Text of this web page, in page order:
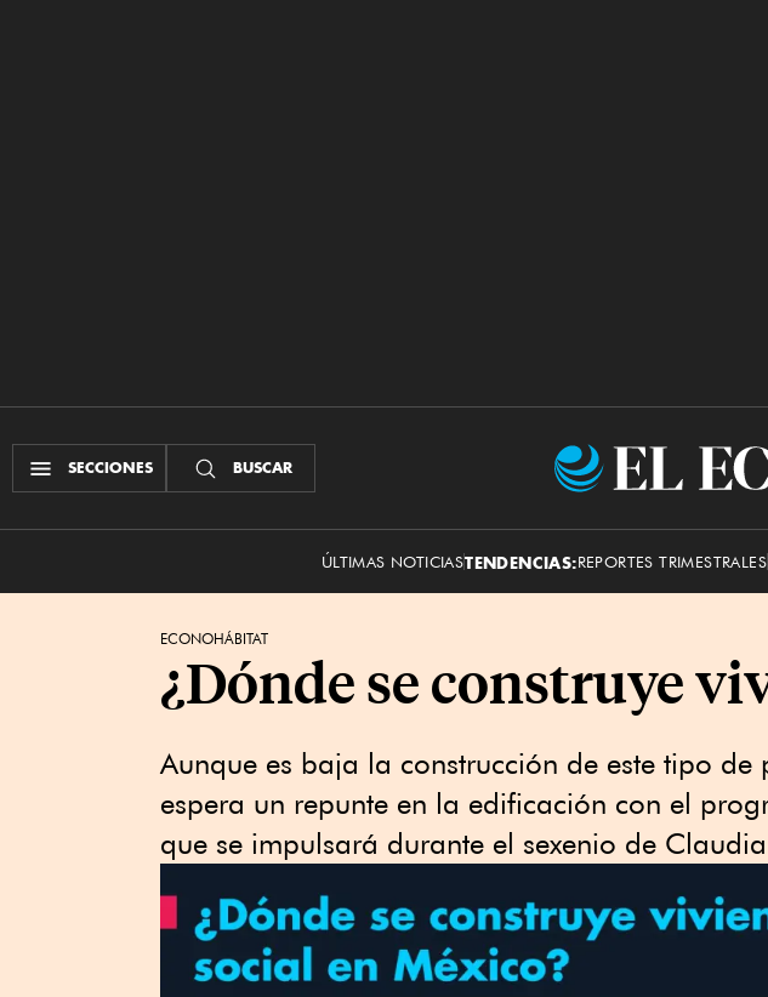
SECCIONES BUSCAR
ÚLTIMAS NOTICIASTENDENCIAS:REPORTES TRIMESTRALES
ECONOHÁBITAT
¿Dónde se construye
Aunque es baja la construcción de este tipo de
espera un repunte en la edificación con el
que se impulsará durante el sexenio de